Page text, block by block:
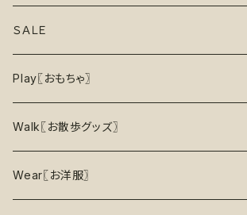
7月の新商品
8月の新商品
フードボウル
おもちゃ
パズル
トレーニング
ＳＡＬＥ
割引で探す
5%OFF
10％OFF
おもちゃ
お洋服
Play〖おもちゃ〗
二度楽しめる！壊すと新しいおもちゃが出てくる！
ノーズワーク【Nosework】
Walk〖お散歩グッズ〗
首輪
Wear〖お洋服〗